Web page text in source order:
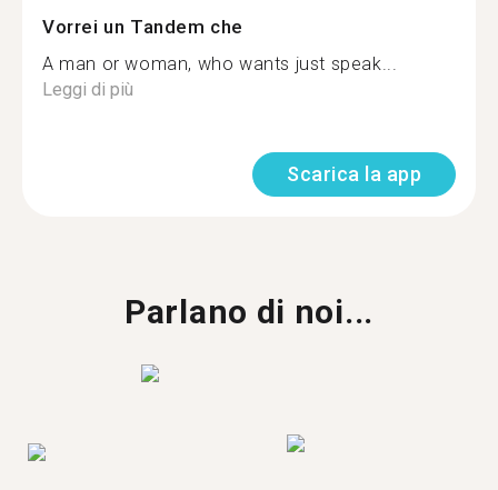
Vorrei un Tandem che
A man or woman, who wants just speak...
Leggi di più
Scarica la app
Parlano di noi...